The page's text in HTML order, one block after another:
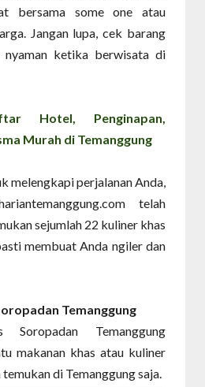
bersama some one atau
Jangan lupa, cek barang
nyaman ketika berwisata di
Hotel, Penginapan,
Murah di Temanggung
melengkapi perjalanan Anda,
telah
sejumlah 22 kuliner khas
membuat Anda ngiler dan
Temanggung
Temanggung
makanan khas atau kuliner
di Temanggung saja.